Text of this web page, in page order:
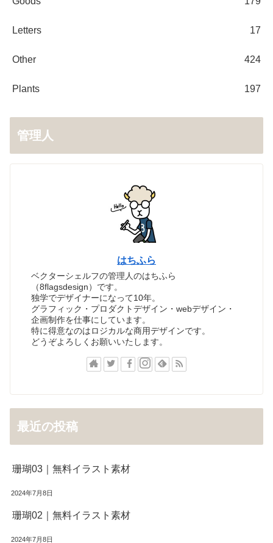
Letters 17
Other 424
Plants 197
管理人
はちふら
ベクターシェルフの管理人のはちふら
（8flagsdesign）です。
独学でデザイナーになって10年。
グラフィック・プロダクトデザイン・webデザイン・
企画制作を仕事にしています。
特に得意なのはロジカルな商用デザインです。
どうぞよろしくお願いいたします。
最近の投稿
珊瑚03｜無料イラスト素材
2024年7月8日
珊瑚02｜無料イラスト素材
2024年7月8日